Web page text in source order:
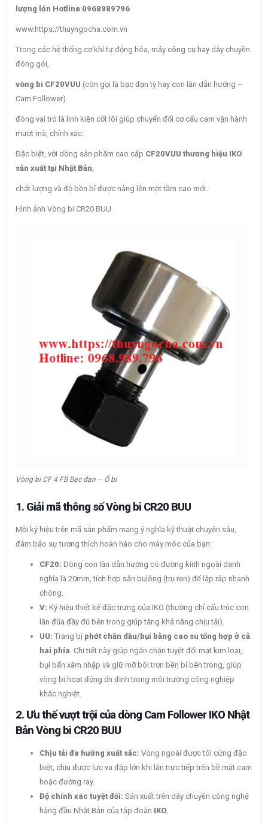
lượng lớn Hotline 0968989796
www.https://thuyngocha.com.vn
Trong các hệ thống cơ khí tự động hóa, máy công cụ hay dây chuyền
đóng gói,
vòng bi CF20VUU (còn gọi là bạc đạn tỳ hay con lăn dẫn hướng –
Cam Follower)
đóng vai trò là linh kiện cốt lõi giúp chuyển đổi cơ cấu cam vận hành
mượt mà, chính xác.
Đặc biệt, với dòng sản phẩm cao cấp CF20VUU thương hiệu IKO
sản xuất tại Nhật Bản,
chất lượng và độ bền bỉ được nâng lên một tầm cao mới.
Hình ảnh Vòng bi CR20 BUU
Vòng bi CF 4 FB Bạc đạn – Ổ bi
1. Giải mã thông số Vòng bi CR20 BUU
Mỗi ký hiệu trên mã sản phẩm mang ý nghĩa kỹ thuật chuyên sâu,
đảm bảo sự tương thích hoàn hảo cho máy móc của bạn:
CF20: Dòng con lăn dẫn hướng có đường kính ngoài danh
nghĩa là 20mm, tích hợp sẵn bulông (trụ ren) để lắp ráp nhanh
chóng.
V: Ký hiệu thiết kế đặc trưng của IKO (thường chỉ cấu trúc con
lăn đũa đầy đủ bên trong giúp tăng khả năng chịu tải).
UU: Trang bị phớt chắn dầu/bụi bằng cao su tổng hợp ở cả
hai phía. Chi tiết này giúp ngăn chặn tuyệt đối mạt kim loại,
bụi bẩn xâm nhập và giữ mỡ bôi trơn bền bỉ bên trong, giúp
vòng bi hoạt động ổn định trong môi trường công nghiệp
khắc nghiệt.
2. Ưu thế vượt trội của dòng Cam Follower IKO Nhật
Bản Vòng bi CR20 BUU
Chịu tải đa hướng xuất sắc: Vòng ngoài được tôi cứng đặc
biệt, chịu được lực va đập lớn khi lăn trực tiếp trên bề mặt cam
hoặc đường ray.
Độ chính xác tuyệt đối: Sản xuất trên dây chuyền công nghệ
hàng đầu Nhật Bản của tập đoàn IKO,